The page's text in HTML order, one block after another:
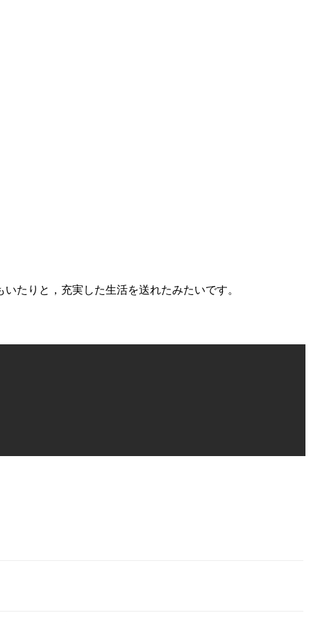
たりと，充実した生活を送れたみたいです。